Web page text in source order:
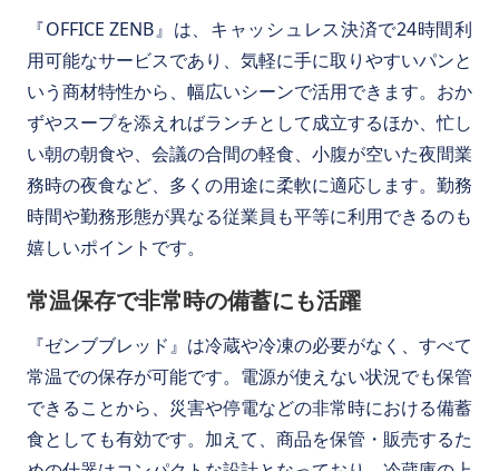
『OFFICE ZENB』は、キャッシュレス決済で24時間利
用可能なサービスであり、気軽に手に取りやすいパンと
いう商材特性から、幅広いシーンで活用できます。おか
ずやスープを添えればランチとして成立するほか、忙し
い朝の朝食や、会議の合間の軽食、小腹が空いた夜間業
務時の夜食など、多くの用途に柔軟に適応します。勤務
時間や勤務形態が異なる従業員も平等に利用できるのも
嬉しいポイントです。
常温保存で非常時の備蓄にも活躍
『ゼンブブレッド』は冷蔵や冷凍の必要がなく、すべて
常温での保存が可能です。電源が使えない状況でも保管
できることから、災害や停電などの非常時における備蓄
食としても有効です。加えて、商品を保管・販売するた